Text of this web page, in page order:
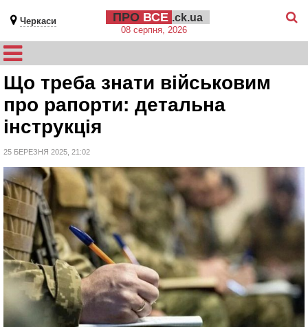
Черкаси ПРО ВСЕ .ck.ua
08 серпня, 2026
Що треба знати військовим
про рапорти: детальна
інструкція
25 БЕРЕЗНЯ 2025, 21:02